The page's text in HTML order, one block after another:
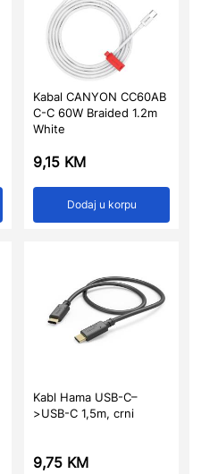
Kabal CANYON CC60AB
C-C 60W Braided 1.2m
White
9,15 KM
Dodaj u korpu
Kabl Hama USB-C–
>USB-C 1,5m, crni
9,75 KM